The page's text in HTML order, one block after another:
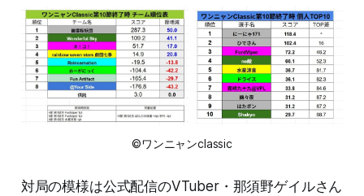
©ワンニャンclassic
対局の模様は公式配信のVTuber・那須野ゲイルさん